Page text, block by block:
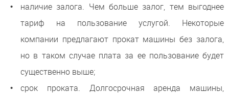
наличие залога. Чем больше залог, тем выгоднее
тариф на пользование услугой. Некоторые
компании предлагают прокат машины без залога,
но в таком случае плата за ее пользование будет
существенно выше;
срок проката. Долгосрочная аренда машины,